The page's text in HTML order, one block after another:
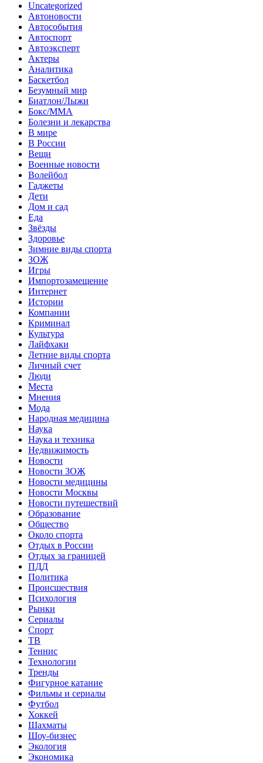
Uncategorized
Автоновости
Автособытия
Автоспорт
Автоэксперт
Актеры
Аналитика
Баскетбол
Безумный мир
Биатлон/Лыжи
Бокс/MMA
Болезни и лекарства
В мире
В России
Вещи
Военные новости
Волейбол
Гаджеты
Дети
Дом и сад
Еда
Звёзды
Здоровье
Зимние виды спорта
ЗОЖ
Игры
Импортозамещение
Интернет
Истории
Компании
Криминал
Культура
Лайфхаки
Летние виды спорта
Личный счет
Люди
Места
Мнения
Мода
Народная медицина
Наука
Наука и техника
Недвижимость
Новости
Новости ЗОЖ
Новости медицины
Новости Москвы
Новости путешествий
Образование
Общество
Около спорта
Отдых в России
Отдых за границей
ПДД
Политика
Происшествия
Психология
Рынки
Сериалы
Спорт
ТВ
Теннис
Технологии
Тренды
Фигурное катание
Фильмы и сериалы
Футбол
Хоккей
Шахматы
Шоу-бизнес
Экология
Экономика